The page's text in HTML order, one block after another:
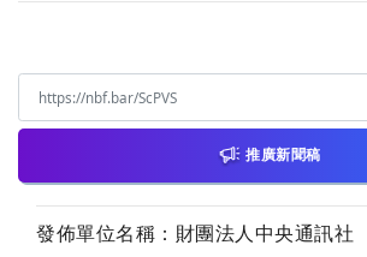
推廣新聞稿
發佈單位名稱：財團法人中央通訊社